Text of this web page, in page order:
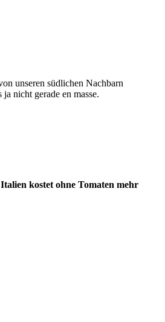
unseren südlichen Nachbarn
nicht gerade en masse.
kostet ohne Tomaten mehr